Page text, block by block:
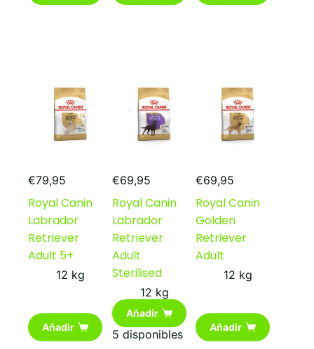
€79,95
Royal Canin
Labrador
Retriever
Adult 5+
12 kg
Añadir
€69,95
Royal Canin
Labrador
Retriever
Adult
Sterilised
12 kg
Añadir
5 disponibles
€69,95
Royal Canin
Golden
Retriever
Adult
12 kg
Añadir